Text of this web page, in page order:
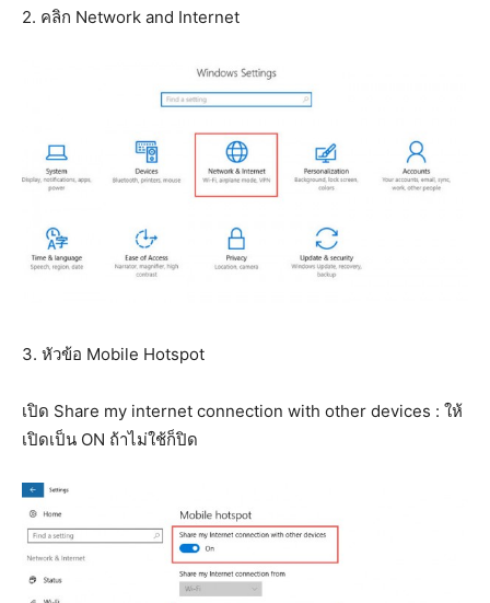
2. คลิก Network and Internet
3. หัวข้อ Mobile Hotspot
เปิด Share my internet connection with other devices : ให้
เปิดเป็น ON ถ้าไม่ใช้ก็ปิด